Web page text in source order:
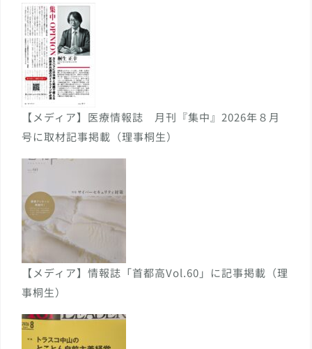
【メディア】医療情報誌 月刊『集中』2026年８月
号に取材記事掲載（理事桐生）
【メディア】情報誌「首都高Vol.60」に記事掲載（理
事桐生）